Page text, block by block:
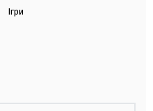
Ігри